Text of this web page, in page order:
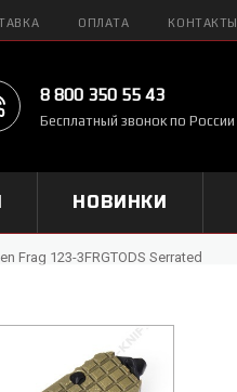
ОПЛАТА КОНТАКТЫ
8 800 350 55 43
Бесплатный звонок по России
НОВИНКИ
Frag 123-3FRGTODS Serrated